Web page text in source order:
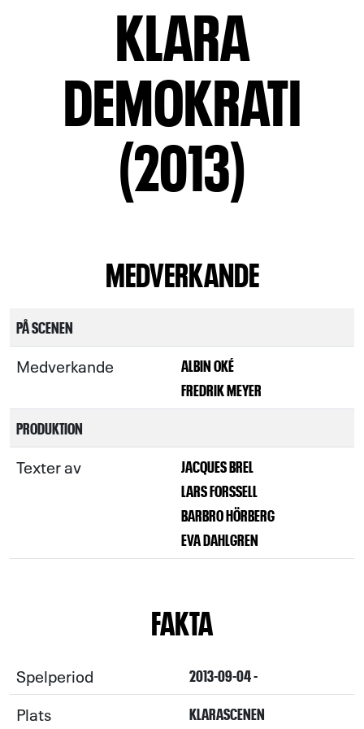
KLARA
DEMOKRATI
(2013)
MEDVERKANDE
PÅ SCENEN
Medverkande
ALBIN OKÉ
FREDRIK MEYER
PRODUKTION
Texter av
JACQUES BREL
LARS FORSSELL
BARBRO HÖRBERG
EVA DAHLGREN
FAKTA
Spelperiod 2013-09-04 -
Plats KLARASCENEN